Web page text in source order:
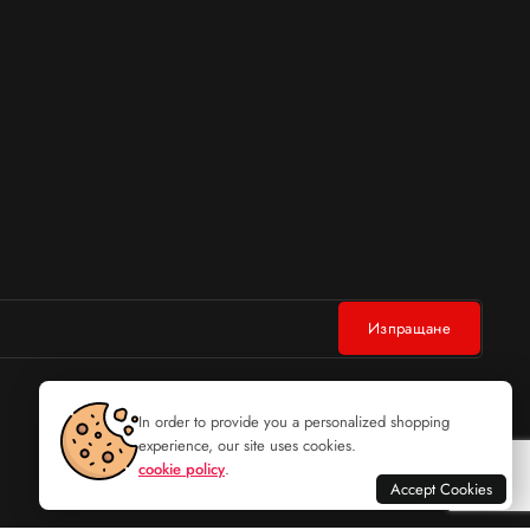
In order to provide you a personalized shopping
experience, our site uses cookies.
cookie policy.
Accept Cookies